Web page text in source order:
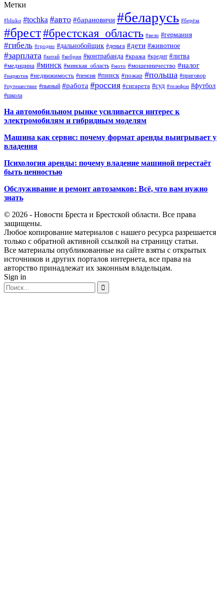
Метки
#blizko #tochka #авто #барановичи #беларусь #берёза
#брест#брестская_область #вело #германия
#гибель #гродно #дальнобойщик #деньга #дети #животное
#зарплата #китай #кобрин #контрабанда #кража #кредит #литва
#медицина #минск #минская_область #мото #мошенничество #налог
#наркотик #недвижимость #пенсия #пинск #пожар #польша #приговор
#путешествие #пьяный #работа #россия #сигарета #суд #телефон #футбол
#школа
На автомобильном рынке усиливается интерес к
электромобилям и гибридным моделям
Машина как сервис: почему формат аренды выигрывает у
владения
Психология аренды: почему владение машиной перестаёт
быть ценностью
Обслуживание и ремонт автозамков: Всё, что вам нужно
знать
© 2026 - Новости Бреста и Брестской области. Все права
защищены.
Любое копирование материалов с нашего ресурса разрешается
только с обратной активной ссылкой на страницу статьи.
Все материалы опубликованные на сайте взяты с открытых
источников и других порталов интернета, все права на
авторство принадлежат их законным владельцам.
Sign in